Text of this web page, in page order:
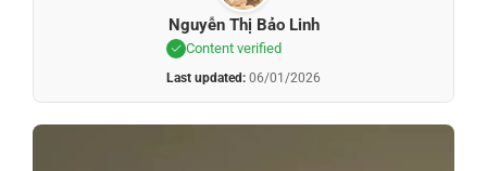
Nguyễn Thị Bảo Linh
Content verified
Last updated: 06/01/2026